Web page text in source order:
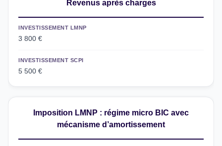
Revenus après charges
INVESTISSEMENT LMNP
3 800 €
INVESTISSEMENT SCPI
5 500 €
Imposition LMNP : régime micro BIC avec
mécanisme d’amortissement